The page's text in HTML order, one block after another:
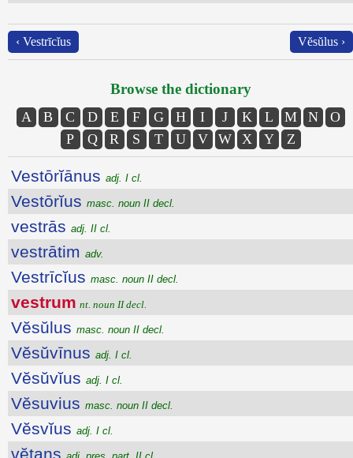
‹ Vestrīcĭus Vĕsŭlus ›
Browse the dictionary
A B C D E F G H I J K L M N
O
P
Q R S T U V W X Y Z
Vestōrĭānus adj. I cl.
Vestōrĭus masc. noun II decl.
vestrās adj. II cl.
vestrātim adv.
Vestrīcĭus masc. noun II decl.
vestrum nt. noun II decl.
Vĕsŭlus masc. noun II decl.
Vĕsŭvīnus adj. I cl.
Vĕsŭvĭus adj. I cl.
Vĕsuvius masc. noun II decl.
Vĕsvĭus adj. I cl.
vĕtans